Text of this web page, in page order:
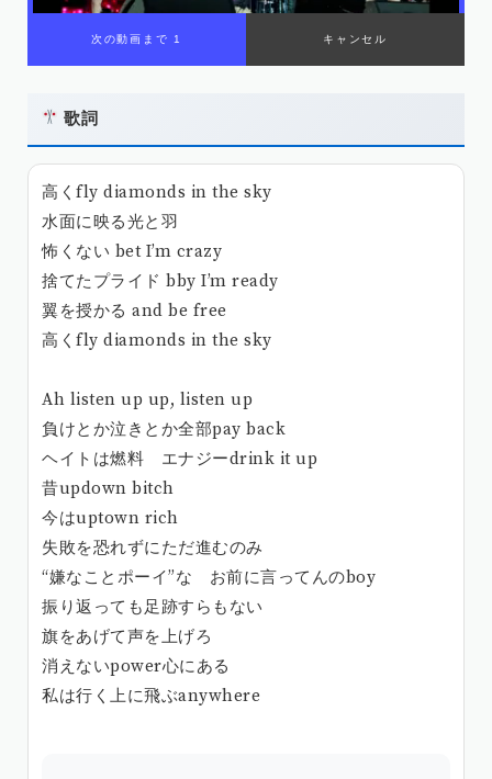
歌詞
高くfly diamonds in the sky
水面に映る光と羽
怖くない bet I’m crazy
捨てたプライド bby I’m ready
翼を授かる and be free
高くfly diamonds in the sky
Ah listen up up, listen up
負けとか泣きとか全部pay back
ヘイトは燃料 エナジーdrink it up
昔updown bitch
今はuptown rich
失敗を恐れずにただ進むのみ
“嫌なことポーイ”な お前に言ってんのboy
振り返っても足跡すらもない
旗をあげて声を上げろ
消えないpower心にある
私は行く上に飛ぶanywhere